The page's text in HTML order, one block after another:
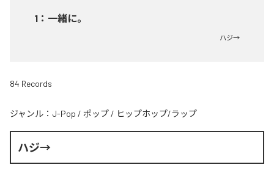
1 ： 一緒に。
ハジ→
84 Records
ジャンル： J-Pop / ポップ / ヒップホップ/ラップ
ハジ→